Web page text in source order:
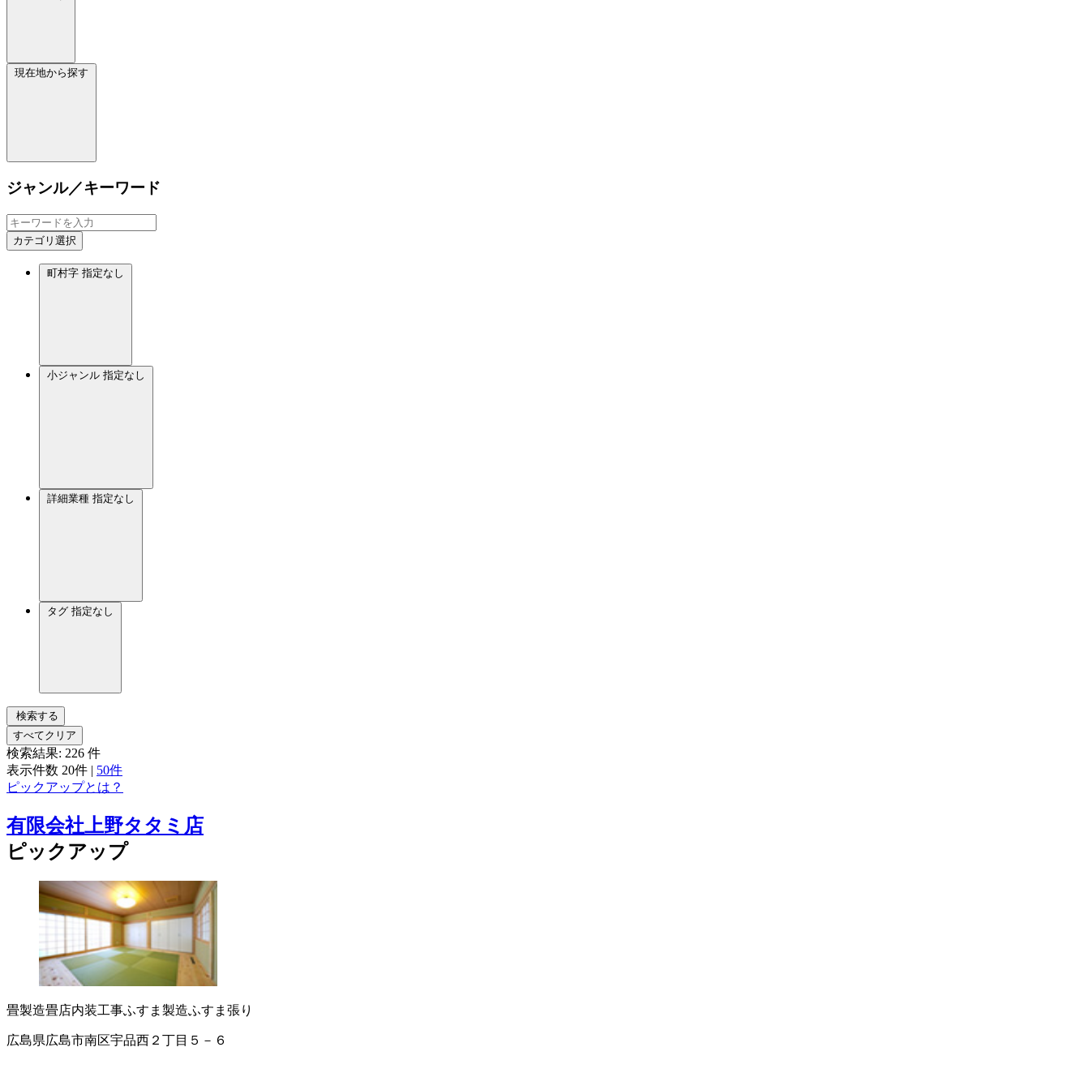
現在地から探す
ジャンル／キーワード
カテゴリ選択
町村字 指定なし
小ジャンル 指定なし
詳細業種 指定なし
タグ 指定なし
検索する
すべてクリア
検索結果: 226 件
表示件数 20件 | 50件
ピックアップとは？
有限会社上野タタミ店
ピックアップ
畳製造畳店内装工事ふすま製造ふすま張り
広島県広島市南区宇品西２丁目５－６